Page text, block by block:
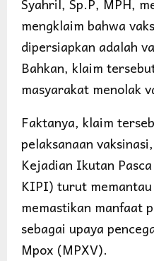
mengklaim bahwa
dipersiapkan adalah
Bahkan, klaim
masyarakat menolak
Faktanya, klaim
pelaksanaan
Kejadian Ikutan
KIPI) turut memantau
memastikan manfaat
sebagai upaya
Mpox (MPXV).